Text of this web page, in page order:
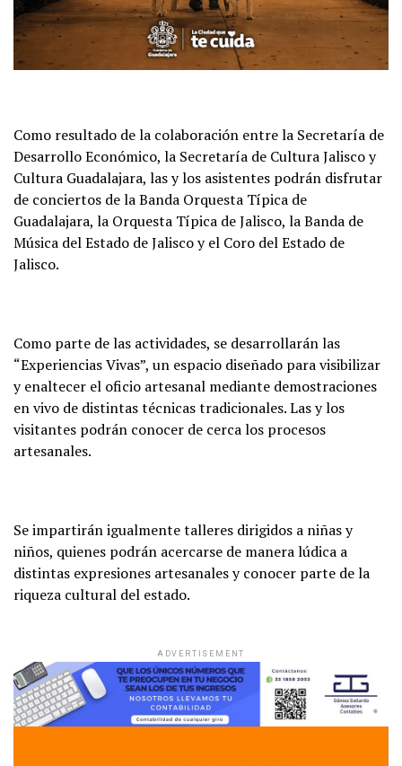
Como resultado de la colaboración entre la Secretaría de
Desarrollo Económico, la Secretaría de Cultura Jalisco y
Cultura Guadalajara, las y los asistentes podrán disfrutar
de conciertos de la Banda Orquesta Típica de
Guadalajara, la Orquesta Típica de Jalisco, la Banda de
Música del Estado de Jalisco y el Coro del Estado de
Jalisco.
Como parte de las actividades, se desarrollarán las
“Experiencias Vivas”, un espacio diseñado para visibilizar
y enaltecer el oficio artesanal mediante demostraciones
en vivo de distintas técnicas tradicionales. Las y los
visitantes podrán conocer de cerca los procesos
artesanales.
Se impartirán igualmente talleres dirigidos a niñas y
niños, quienes podrán acercarse de manera lúdica a
distintas expresiones artesanales y conocer parte de la
riqueza cultural del estado.
ADVERTISEMENT